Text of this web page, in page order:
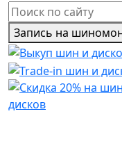
Запись на